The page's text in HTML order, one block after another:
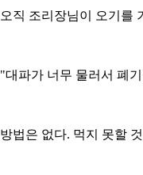
오직 조리장님이 오기를
"대파가 너무 물러서 폐
방법은 없다. 먹지 못할